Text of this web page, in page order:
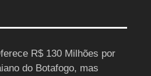
R$ 130 Milhões por
do Botafogo, mas